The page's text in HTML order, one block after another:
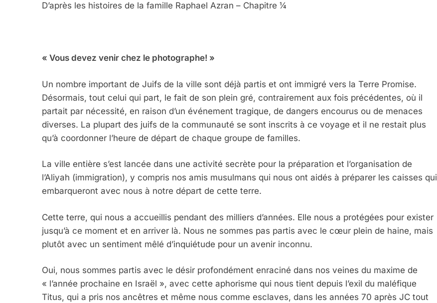
D’après les histoires de la famille Raphael Azran – Chapitre ¼
« Vous devez venir chez le photographe! »
Un nombre important de Juifs de la ville sont déjà partis et ont immigré vers la Terre Promise.
Désormais, tout celui qui part, le fait de son plein gré, contrairement aux fois précédentes, où il
partait par nécessité, en raison d’un événement tragique, de dangers encourus ou de menaces
diverses. La plupart des juifs de la communauté se sont inscrits à ce voyage et il ne restait plus
qu’à coordonner l’heure de départ de chaque groupe de familles.
La ville entière s’est lancée dans une activité secrète pour la préparation et l’organisation de
l’Aliyah (immigration), y compris nos amis musulmans qui nous ont aidés à préparer les caisses qui
embarqueront avec nous à notre départ de cette terre.
Cette terre, qui nous a accueillis pendant des milliers d’années. Elle nous a protégées pour exister
jusqu’à ce moment et en arriver là. Nous ne sommes pas partis avec le cœur plein de haine, mais
plutôt avec un sentiment mêlé d’inquiétude pour un avenir inconnu.
Oui, nous sommes partis avec le désir profondément enraciné dans nos veines du maxime de
« l’année prochaine en Israël », avec cette aphorisme qui nous tient depuis l’exil du maléfique
Titus, qui a pris nos ancêtres et même nous comme esclaves, dans les années 70 après JC tout